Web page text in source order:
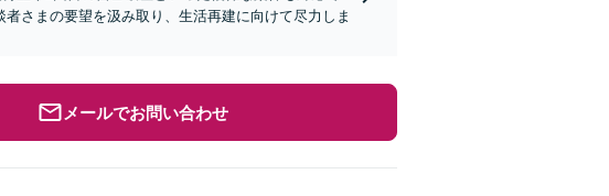
さまの要望を汲み取り、生活再建に向けて尽力しま
メールでお問い合わせ